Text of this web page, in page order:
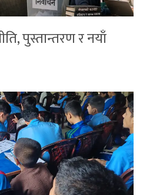
पुस्तान्तरण र नयाँ